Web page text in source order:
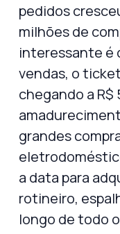
pedidos
milhões de
interessante é
vendas, o
chegando a R$
grandes
a data para
rotineiro,
longo de todo